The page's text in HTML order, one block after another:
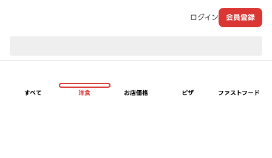
ログイン 会員登録
すべて 洋食 お店価格 ピザ ファストフード